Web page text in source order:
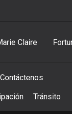
Claire
Contáctenos
Tránsito